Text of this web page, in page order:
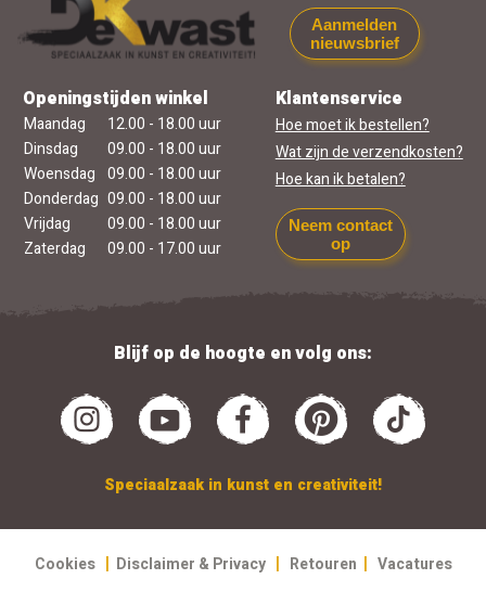
Aanmelden
nieuwsbrief
Openingstijden winkel
Maandag
12.00 - 18.00 uur
Dinsdag
09.00 - 18.00 uur
Woensdag 09.00 - 18.00 uur
Donderdag 09.00 - 18.00 uur
Vrijdag
09.00 - 18.00 uur
Zaterdag
09.00 - 17.00 uur
Klantenservice
Hoe moet ik bestellen?
Wat zijn de verzendkosten?
Hoe kan ik betalen?
Neem contact
op
Blijf op de hoogte en volg ons:
Speciaalzaak in kunst en creativiteit!
Cookies | Disclaimer & Privacy | Retouren | Vacatures